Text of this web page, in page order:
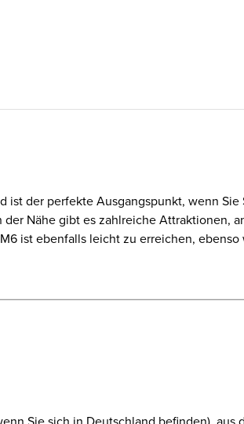
ist der perfekte Ausgangspunkt, wenn
Nähe gibt es zahlreiche Attraktionen,
ist ebenfalls leicht zu erreichen,